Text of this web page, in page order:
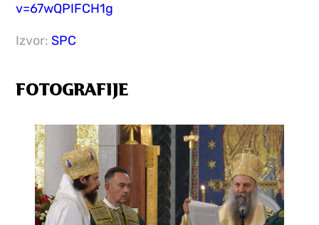
v=67wQPIFCH1g
Izvor:SPC
FOTOGRAFIJE